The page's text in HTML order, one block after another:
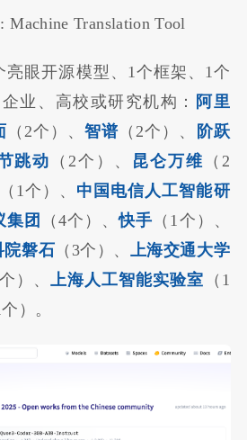
Machine Translation Tool
亮眼开源模型、1个框架、1个
业、高校或研究机构：
阿里
（2个）、智谱 （2个）、
阶跃
跳动 （2个）、 昆仑万维 （2
1个）、 中国电信人工智能研
集团 （4个）、快手 （1个）、
院磐石 （3个）、 上海交通大学
个）、上海人工智能实验室 （1
个）。